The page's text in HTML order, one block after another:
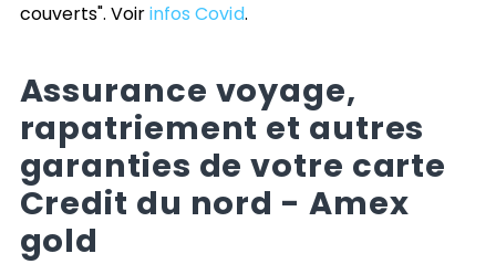
couverts". Voirinfos Covid.
Assurance voyage,
rapatriement et autres
garanties de votre carte
Credit du nord - Amex
gold